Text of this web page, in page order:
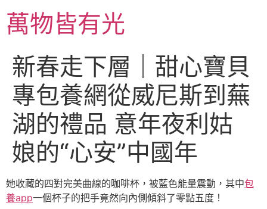
主萬物皆有光
新春走下層｜甜心寶貝
專包養網從威尼斯到蕪
湖的禮品 意年夜利姑
娘的“心安”中國年
她收藏的四對完美曲線的咖啡杯，被藍色能量震動，其中包
養app一個杯子的把手竟然向內側傾斜了零點五度！